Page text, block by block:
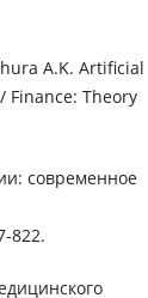
A.K. Artificial
Theory
современное
822.